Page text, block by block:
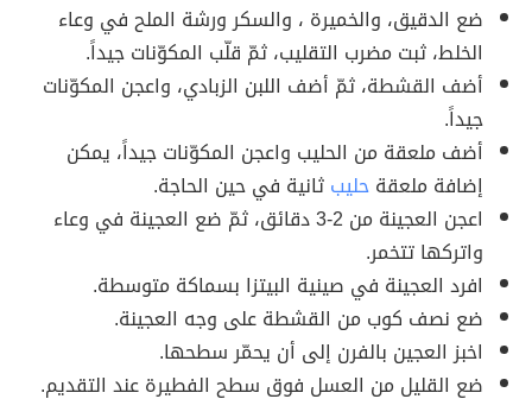
ضع الدقيق، والخميرة ، والسكر ورشة الملح في وعاء
الخلط، ثبت مضرب التقليب، ثمّ قلّب المكوّنات جيداً.
أضف القشطة، ثمّ أضف اللبن الزبادي، واعجن المكوّنات
جيداً.
أضف ملعقة من الحليب واعجن المكوّنات جيداً، يمكن
إضافة ملعقةحليبثانية في حين الحاجة.
اعجن العجينة من 2-3 دقائق، ثمّ ضع العجينة في وعاء
واتركها تتخمر.
افرد العجينة في صينية البيتزا بسماكة متوسطة.
ضع نصف كوب من القشطة على وجه العجينة.
اخبز العجين بالفرن إلى أن يحمّر سطحها.
ضع القليل من العسل فوق سطح الفطيرة عند التقديم.